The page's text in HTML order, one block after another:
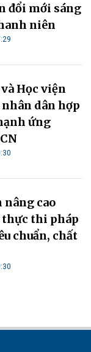
đổi mới sáng
niên
Học viện
nhân dân hợp
ứng
nâng cao
thi pháp
chuẩn, chất